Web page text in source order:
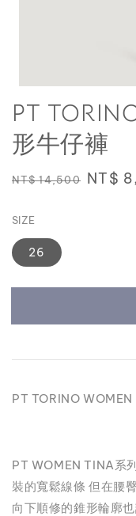
PT
形牛仔褲
Regular
NT$ 14,500 Sale
NT$
SIZE
26
PT TORINO
PT WOMEN TINA系
裝的寬鬆線條 但在腰
向下順修的錐形輪廓